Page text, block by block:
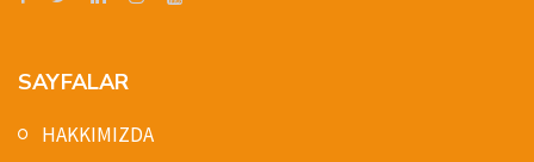
SAYFALAR
HAKKIMIZDA